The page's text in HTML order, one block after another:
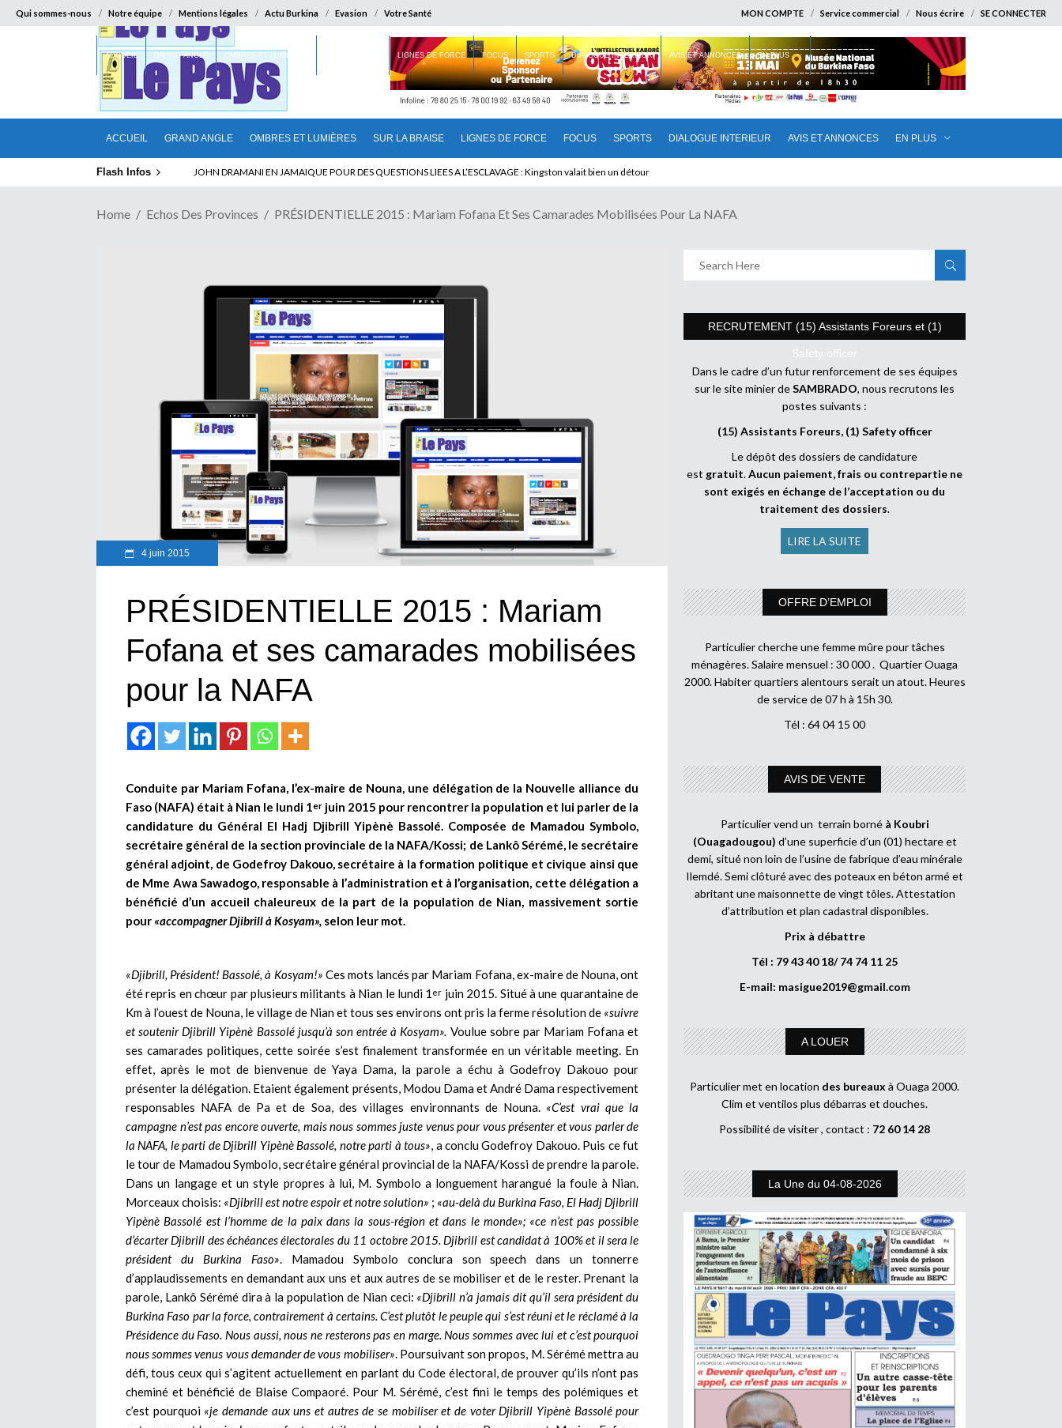
Qui sommes-nous Notre équipe Mentions légales Actu Burkina Evasion Votre Santé MON COMPTE Service commercial Nous écrire SE CONNECTER
ACCUEIL GRAND ANGLE OMBRES ET LUMIÈRES SUR LA BRAISE LIGNES DE FORCE FOCUS SPORTS DIALOGUE INTERIEUR AVIS ET ANNONCES EN PLUS
ACCUEIL GRAND ANGLE OMBRES ET LUMIÈRES LIGNES DE FORCE FOCUS SPORTS DIALOGUE INTERIEUR AVIS ET ANNONCES EN PLUS
Flash Infos ELECTION DE TALON A LA TETE DU SENAT BENINOIS : Quand Patrice quitte le pouvoir sans partir !
Home Echos Des Provinces PRÉSIDENTIELLE 2015 : Mariam Fofana Et Ses Camarades Mobilisées Pour La NAFA
4 juin 2015
PRÉSIDENTIELLE 2015 : Mariam
Fofana et ses camarades mobilisées
pour la NAFA
Conduite par Mariam Fofana, l’ex-maire de Nouna, une délégation de la Nouvelle alliance du
Faso (NAFA) était à Nian le lundi 1er juin 2015 pour rencontrer la population et lui parler de la
candidature du Général El Hadj Djibrill Yipènè Bassolé. Composée de Mamadou Symbolo,
secrétaire général de la section provinciale de la NAFA/Kossi; de Lankô Sérémé, le secrétaire
général adjoint, de Godefroy Dakouo, secrétaire à la formation politique et civique ainsi que
de Mme Awa Sawadogo, responsable à l’administration et à l’organisation, cette délégation a
bénéficié d’un accueil chaleureux de la part de la population de Nian, massivement sortie
pour «accompagner Djibrill à Kosyam», selon leur mot.
«Djibrill, Président! Bassolé, à Kosyam!» Ces mots lancés par Mariam Fofana, ex-maire de Nouna, ont
été repris en chœur par plusieurs militants à Nian le lundi 1 er juin 2015. Situé à une quarantaine de
Km à l’ouest de Nouna, le village de Nian et tous ses environs ont pris la ferme résolution de «suivre
et soutenir Djibrill Yipènè Bassolé jusqu’à son entrée à Kosyam». Voulue sobre par Mariam Fofana et
ses camarades politiques, cette soirée s’est finalement transformée en un véritable meeting. En
effet, après le mot de bienvenue de Yaya Dama, la parole a échu à Godefroy Dakouo pour
présenter la délégation. Etaient également présents, Modou Dama et André Dama respectivement
responsables NAFA de Pa et de Soa, des villages environnants de Nouna. «C’est vrai que la
campagne n’est pas encore ouverte, mais nous sommes juste venus pour vous présenter et vous parler de
la NAFA, le parti de Djibrill Yipènè Bassolé, notre parti à tous» , a conclu Godefroy Dakouo. Puis ce fut
le tour de Mamadou Symbolo, secrétaire général provincial de la NAFA/Kossi de prendre la parole.
Dans un langage et un style propres à lui, M. Symbolo a longuement harangué la foule à Nian.
Morceaux choisis: «Djibrill est notre espoir et notre solution» ; «au-delà du Burkina Faso, El Hadj Djibrill
Yipènè Bassolé est l’homme de la paix dans la sous-région et dans le monde»; «ce n’est pas possible
d’écarter Djibrill des échéances électorales du 11 octobre 2015. Djibrill est candidat à 100% et il sera le
président du Burkina Faso» . Mamadou Symbolo conclura son speech dans un tonnerre
d’applaudissements en demandant aux uns et aux autres de se mobiliser et de le rester. Prenant la
parole, Lankô Sérémé dira à la population de Nian ceci: «Djibrill n’a jamais dit qu’il sera président du
Burkina Faso par la force, contrairement à certains. C’est plutôt le peuple qui s’est réuni et le réclamé à la
Présidence du Faso. Nous aussi, nous ne resterons pas en marge. Nous sommes avec lui et c’est pourquoi
nous sommes venus vous demander de vous mobiliser» . Poursuivant son propos, M. Sérémé mettra au
défi, tous ceux qui s’agitent actuellement en parlant du Code électoral, de prouver qu’ils n’ont pas
cheminé et bénéficié de Blaise Compaoré. Pour M. Sérémé, c’est fini le temps des polémiques et
c’est pourquoi «je demande aux uns et autres de se mobiliser et de voter Djibrill Yipènè Bassolé pour
RECRUTEMENT (15) Assistants Foreurs et (1)
Safety officer
Dans le cadre d’un futur renforcement de ses équipes
sur le site minier deSAMBRADO, nous recrutons les
postes suivants :
(15) Assistants Foreurs, (1) Safety officer
Le dépôt des dossiers de candidature
est gratuit.Aucun paiement, frais ou contrepartie ne
sont exigés en échange de l’acceptation ou du
traitement des dossiers.
LIRE LA SUITE
OFFRE D’EMPLOI
Particulier cherche une femme mûre pour tâches
ménagères. Salaire mensuel : 30 000 . Quartier Ouaga
2000. Habiter quartiers alentours serait un atout. Heures
de service de 07 h à 15h 30.
Tél : 64 04 15 00
AVIS DE VENTE
Particulier vend un terrain borné à Koubri
(Ouagadougou) d’une superficie d’un (01) hectare et
demi, situé non loin de l’usine de fabrique d’eau minérale
Ilemdé. Semi clôturé avec des poteaux en béton armé et
abritant une maisonnette de vingt tôles. Attestation
d’attribution et plan cadastral disponibles.
Prix à débattre
Tél : 79 43 40 18/ 74 74 11 25
E-mail: masigue2019@gmail.com
A LOUER
Particulier met en location des bureaux à Ouaga 2000.
Clim et ventilos plus débarras et douches.
Possibilité de visiter , contact : 72 60 14 28
La Une du 04-08-2026